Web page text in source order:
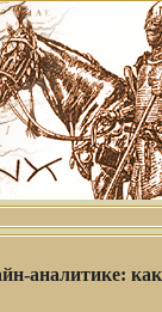
аналитике: